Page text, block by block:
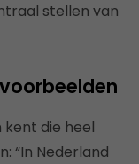
stellen van
kent die heel
“In Nederland